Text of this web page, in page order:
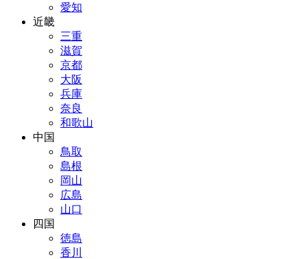
愛知
近畿
三重
滋賀
京都
大阪
兵庫
奈良
和歌山
中国
鳥取
島根
岡山
広島
山口
四国
徳島
香川